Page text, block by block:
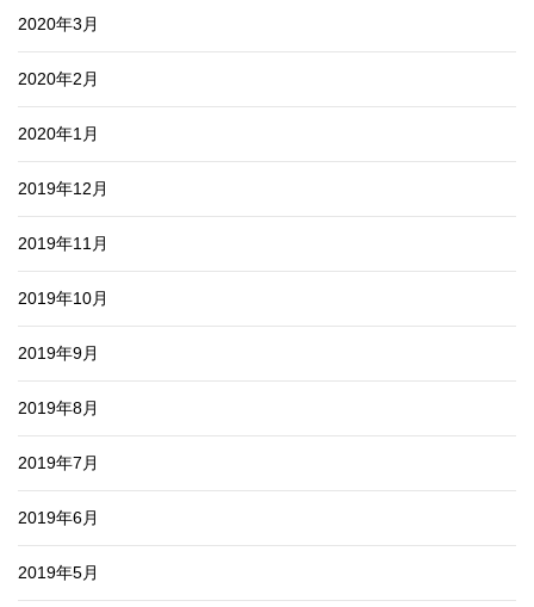
2020年3月
2020年2月
2020年1月
2019年12月
2019年11月
2019年10月
2019年9月
2019年8月
2019年7月
2019年6月
2019年5月